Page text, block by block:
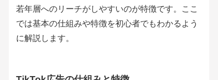
若年層へのリーチがしやすいのが特徴です。ここ
では基本の仕組みや特徴を初心者でもわかるよう
に解説します。